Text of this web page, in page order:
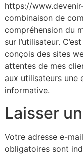
https://
combinaison de
compréhension du
sur l’utilisateur.
conçois des sites
attentes de mes
aux utilisateurs une
informative.
Laisser
Votre adresse e-
obligatoires sont